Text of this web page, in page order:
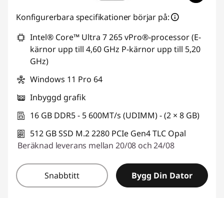
Konfigurerbara specifikationer börjar på:
Intel® Core™ Ultra 7 265 vPro®-processor (E-
kärnor upp till 4,60 GHz P-kärnor upp till 5,20
GHz)
Windows 11 Pro 64
Inbyggd grafik
16 GB DDR5 - 5 600MT/s (UDIMM) - (2 × 8 GB)
512 GB SSD M.2 2280 PCIe Gen4 TLC Opal
Beräknad leverans mellan 20/08 och 24/08
Snabbtitt Bygg Din Dator